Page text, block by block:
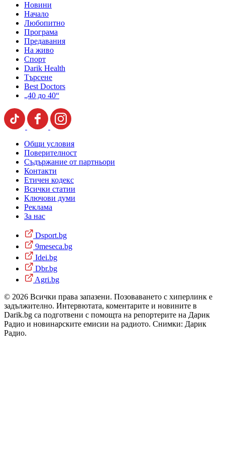
Новини
Начало
Любопитно
Програма
Предавания
На живо
Спорт
Darik Health
Търсене
Best Doctors
„40 до 40“
Общи условия
Поверителност
Съдържание от партньори
Контакти
Етичен кодекс
Всички статии
Ключови думи
Реклама
За нас
Dsport.bg
9meseca.bg
Idei.bg
Dbr.bg
Agri.bg
© 2026 Всички права запазени. Позоваването с хиперлинк е
задължително. Интервютата, коментарите и новините в
Darik.bg са подготвени с помощта на репортерите на Дарик
Радио и новинарските емисии на радиото. Снимки: Дарик
Радио.